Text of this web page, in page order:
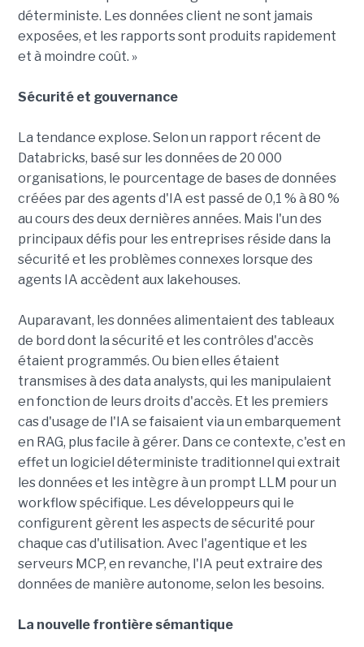
déterministe. Les données client ne sont jamais
exposées, et les rapports sont produits rapidement
et à moindre coût. »
Sécurité et gouvernance
La tendance explose. Selon un rapport récent de
Databricks, basé sur les données de 20 000
organisations, le pourcentage de bases de données
créées par des agents d'IA est passé de 0,1 % à 80 %
au cours des deux dernières années. Mais l'un des
principaux défis pour les entreprises réside dans la
sécurité et les problèmes connexes lorsque des
agents IA accèdent aux lakehouses.
Auparavant, les données alimentaient des tableaux
de bord dont la sécurité et les contrôles d'accès
étaient programmés. Ou bien elles étaient
transmises à des data analysts, qui les manipulaient
en fonction de leurs droits d'accès. Et les premiers
cas d'usage de l'IA se faisaient via un embarquement
en RAG, plus facile à gérer. Dans ce contexte, c'est en
effet un logiciel déterministe traditionnel qui extrait
les données et les intègre à un prompt LLM pour un
workflow spécifique. Les développeurs qui le
configurent gèrent les aspects de sécurité pour
chaque cas d'utilisation. Avec l'agentique et les
serveurs MCP, en revanche, l'IA peut extraire des
données de manière autonome, selon les besoins.
La nouvelle frontière sémantique